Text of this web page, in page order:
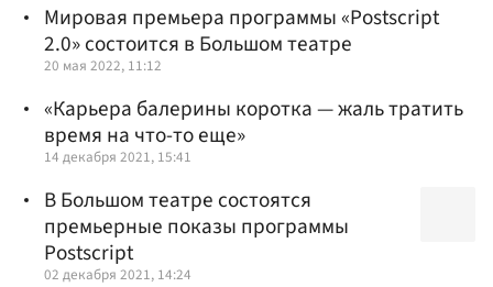
Мировая премьера программы «Postscript
2.0» состоится в Большом театре
20 мая 2022, 11:12
«Карьера балерины коротка — жаль тратить
время на что-то еще»
14 декабря 2021, 15:41
В Большом театре состоятся
премьерные показы программы
Postscript
02 декабря 2021, 14:24